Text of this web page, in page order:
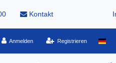
Kontakt
Anmelden Registrieren